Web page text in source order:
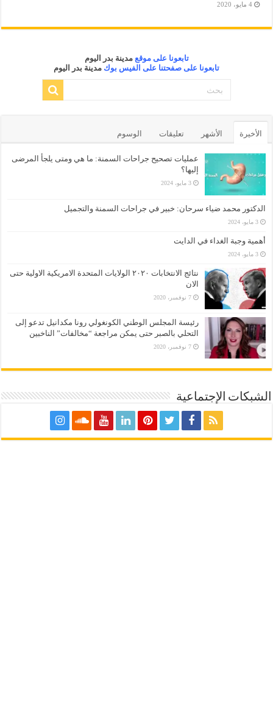
4 مايو، 2020
تابعونا على موقع مدينة بدر اليوم
تابعونا على صفحتنا على الفيس بوك مدينة بدر اليوم
الأخيرة الأشهر تعليقات الوسوم
عمليات تصحيح جراحات السمنة: ما هي ومتى يلجأ المرضى
إليها؟
3 مايو، 2024
الدكتور محمد ضياء سرحان: خبير في جراحات السمنة والتجميل
3 مايو، 2024
أهمية وجبة الغداء في الدايت
3 مايو، 2024
نتائج الانتخابات ٢٠٢٠ الولايات المتحدة الامريكية الاولية حتى
الان
7 نوفمبر، 2020
رئيسة المجلس الوطني الكونغولي رونا مكدانيل تدعو إلى
التحلي بالصبر حتى يمكن مراجعة “مخالفات” الناخبين
7 نوفمبر، 2020
الشبكات الإجتماعية